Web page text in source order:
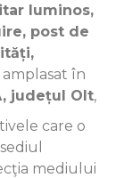
luminos,
post de
în
județul Olt,
care o
mediului